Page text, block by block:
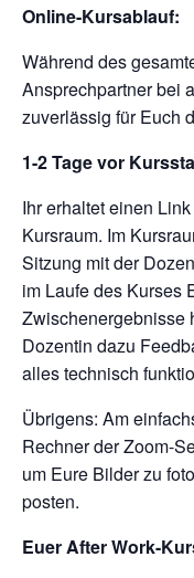
Online-Kursablauf:
Während des
Ansprechpartner bei
zuverlässig für Euch
1-2 Tage vor
Ihr erhaltet einen
Kursraum. Im
Sitzung mit der
im Laufe des Kurses
Zwischenergebnisse
Dozentin dazu
alles technisch
Übrigens: Am
Rechner der Zoom-
um Eure Bilder zu
posten.
Euer After Work-